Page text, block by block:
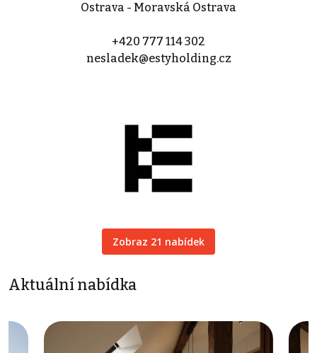
Ostrava - Moravská Ostrava
+420 777 114 302
nesladek@estyholding.cz
Zobraz 21 nabídek
Aktuální nabídka